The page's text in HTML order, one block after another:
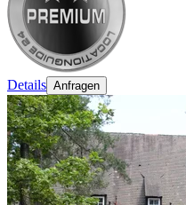
Details Anfragen